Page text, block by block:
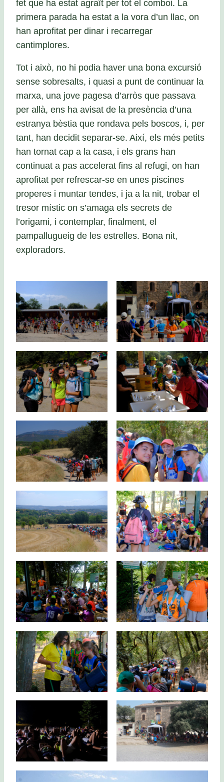
fet que ha estat agraït per tot el comboi. La
primera parada ha estat a la vora d’un llac, on
han aprofitat per dinar i recarregar
cantimplores.
Tot i això, no hi podia haver una bona excursió
sense sobresalts, i quasi a punt de continuar la
marxa, una jove pagesa d’arròs que passava
per allà, ens ha avisat de la presència d’una
estranya bèstia que rondava pels boscos, i, per
tant, han decidit separar-se. Així, els més petits
han tornat cap a la casa, i els grans han
continuat a pas accelerat fins al refugi, on han
aprofitat per refrescar-se en unes piscines
properes i muntar tendes, i ja a la nit, trobar el
tresor místic on s’amaga els secrets de
l’origami, i contemplar, finalment, el
pampallugueig de les estrelles. Bona nit,
exploradors.